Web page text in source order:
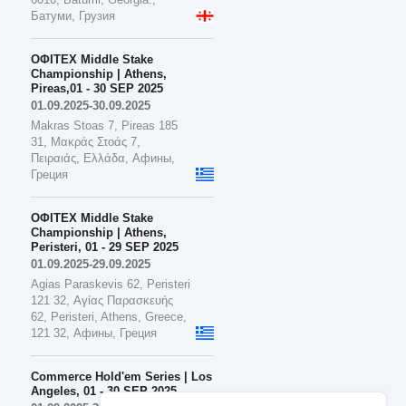
Батуми, Грузия
ΟΦΙΤΕΧ Middle Stake
Championship | Athens,
Pireas,01 - 30 SEP 2025
01.09.2025-30.09.2025
Makras Stoas 7, Pireas 185
31, Μακράς Στοάς 7,
Πειραιάς, Ελλάδα, Афины,
Греция
ΟΦΙΤΕΧ Middle Stake
Championship | Athens,
Peristeri, 01 - 29 SEP 2025
01.09.2025-29.09.2025
Agias Paraskevis 62, Peristeri
121 32, Αγίας Παρασκευής
62, Peristeri, Athens, Greece,
121 32, Афины, Греция
Commerce Hold'em Series | Los
Angeles, 01 - 30 SEP 2025